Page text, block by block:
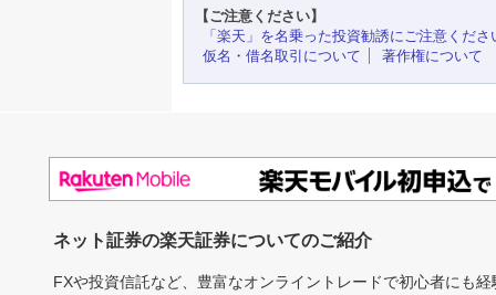
【ご注意ください】
「楽天」を名乗った投資勧誘にご注意くださ
仮名・借名取引について
著作権について
ネット証券の楽天証券についてのご紹介
FXや投資信託など、豊富なオンライントレードで初心者にも